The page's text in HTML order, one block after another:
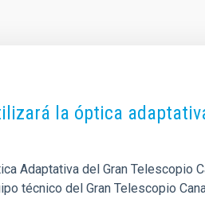
la óptica
Adaptativa del Gran Telescopio
técnico del Gran Telescopio